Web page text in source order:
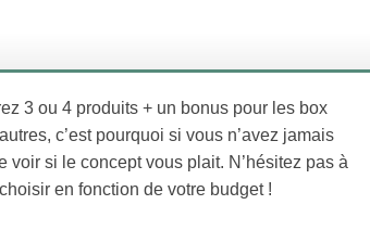
3 ou 4 produits + un bonus pour les box
c’est pourquoi si vous n’avez jamais
si le concept vous plait. N’hésitez pas à
en fonction de votre budget !